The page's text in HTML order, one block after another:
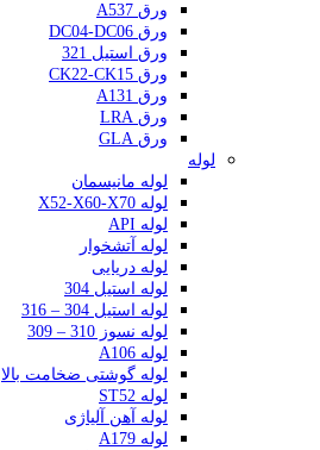
ورق A537
ورق DC04-DC06
ورق استیل 321
ورق CK22-CK15
ورق A131
ورق LRA
ورق GLA
لوله
لوله مانیسمان
لوله X52-X60-X70
لوله API
لوله آتشخوار
لوله دریایی
لوله استیل 304
لوله استیل 304 – 316
لوله نسوز 310 – 309
لوله A106
لوله گوشتی ضخامت بالا
لوله ST52
لوله آهن آلیاژی
لوله A179